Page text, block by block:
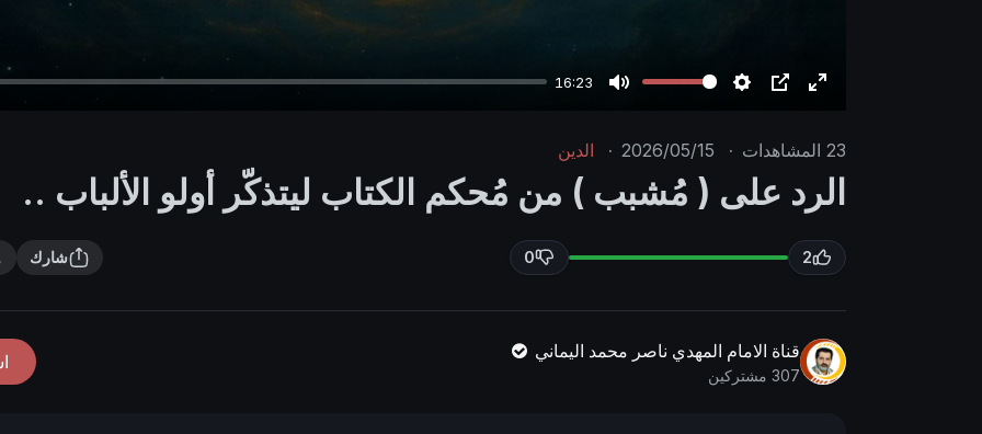
16:23
e
t
n
s
e
f
l
l
s
23 المشاهدات ·
2026/05/15
· الدين
الرد على ( مُشبب ) من مُحكم الكتاب ليتذكّر أولو الألباب ..
2
0 شارك
قناة الامام المهدي ناصر محمد اليماني
307 مشتركين